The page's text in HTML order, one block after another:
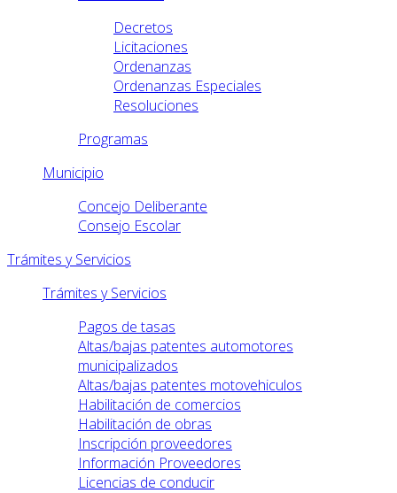
Decretos
Licitaciones
Ordenanzas
Ordenanzas Especiales
Resoluciones
Programas
Municipio
Concejo Deliberante
Consejo Escolar
Trámites y Servicios
Trámites y Servicios
Pagos de tasas
Altas/bajas patentes automotores
municipalizados
Altas/bajas patentes motovehiculos
Habilitación de comercios
Habilitación de obras
Inscripción proveedores
Información Proveedores
Licencias de conducir